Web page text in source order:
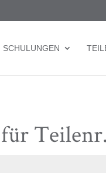
SCHULUNGEN